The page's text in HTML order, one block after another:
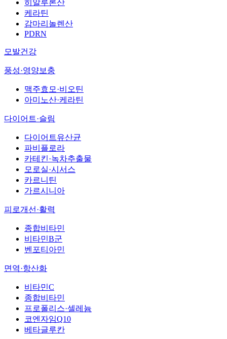
히알루론산
케라틴
감마리놀렌산
PDRN
모발건강
풍성·영양보충
맥주효모·비오틴
아미노산·케라틴
다이어트·슬림
다이어트유산균
파비플로라
카테킨·녹차추출물
모로실·시서스
카르니틴
가르시니아
피로개선·활력
종합비타민
비타민B군
벤포티아민
면역·항산화
비타민C
종합비타민
프로폴리스·셀레늄
코엔자임Q10
베타글루칸